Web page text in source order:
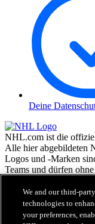
Deine
NHL.com ist die
Alle hier abgebildeten
Logos und -Marken
Teams und dürfen
Alle Rechte
Namen und
von der NHL und der
We and our third-
technologies to
your preferences,